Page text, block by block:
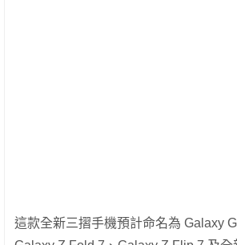
這款全新三摺手機預計命名為 Galaxy